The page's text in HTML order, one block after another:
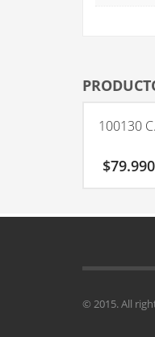
100130
$79.990
© 2015. All